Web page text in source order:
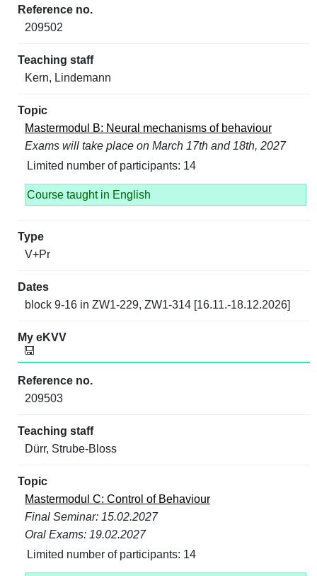
209502
Kern, Lindemann
Mastermodul B: Neural mechanisms of behaviour
Exams will take place on March 17th and 18th, 2027
Limited number of participants: 14
Course taught in English
V+Pr
block 9-16 in ZW1-229, ZW1-314 [16.11.-18.12.2026]
209503
Dürr, Strube-Bloss
Mastermodul C: Control of Behaviour
Final Seminar: 15.02.2027
Oral Exams: 19.02.2027
Limited number of participants: 14